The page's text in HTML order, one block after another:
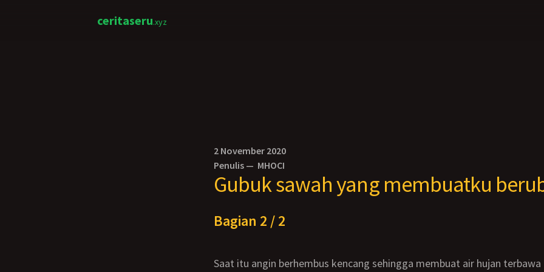
ceritaseru.xyz
2 November 2020
Penulis — MHOCI
Gubuk sawah yang membuatku
Bagian 2 / 2
Saat itu angin berhembus kencang sehingga membuat air hujan terbawa masuk ke